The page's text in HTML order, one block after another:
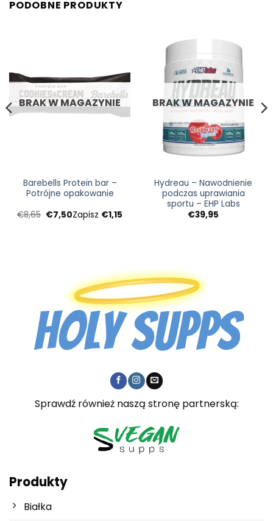
PODOBNE PRODUKTY
BRAK W MAGAZYNIE
Barebells Protein bar –
Potrójne opakowanie
€8,65 Pierwotna
cena
€7,50Aktualna
cena:
Zapisz €1,15
BRAK W MAGAZYNIE
Hydreau – Nawodnienie
podczas uprawiania
sportu – EHP Labs
€39,95
Sprawdź również naszą stronę partnerską:
Produkty
Białka